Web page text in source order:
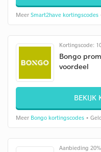
Meer Smart2have kortingscodes
Kortingscode:
Bongo
voordeel
BEKIJK
Meer Bongo kortingscodes •
Aanbieding